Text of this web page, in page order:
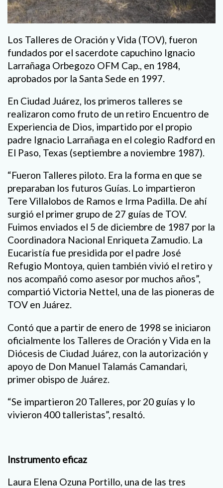
Los Talleres de Oración y Vida (TOV), fueron
fundados por el sacerdote capuchino Ignacio
Larrañaga Orbegozo OFM Cap., en 1984,
aprobados por la Santa Sede en 1997.
En Ciudad Juárez, los primeros talleres se
realizaron como fruto de un retiro Encuentro de
Experiencia de Dios, impartido por el propio
padre Ignacio Larrañaga en el colegio Radford en
El Paso, Texas (septiembre a noviembre 1987).
“Fueron Talleres piloto. Era la forma en que se
preparaban los futuros Guías. Lo impartieron
Tere Villalobos de Ramos e Irma Padilla. De ahí
surgió el primer grupo de 27 guías de TOV.
Fuimos enviados el 5 de diciembre de 1987 por la
Coordinadora Nacional Enriqueta Zamudio. La
Eucaristía fue presidida por el padre José
Refugio Montoya, quien también vivió el retiro y
nos acompañó como asesor por muchos años”,
compartió Victoria Nettel, una de las pioneras de
TOV en Juárez.
Contó que a partir de enero de 1998 se iniciaron
oficialmente los Talleres de Oración y Vida en la
Diócesis de Ciudad Juárez, con la autorización y
apoyo de Don Manuel Talamás Camandari,
primer obispo de Juárez.
“Se impartieron 20 Talleres, por 20 guías y lo
vivieron 400 talleristas”, resaltó.
Instrumento eficaz
Laura Elena Ozuna Portillo, una de las tres